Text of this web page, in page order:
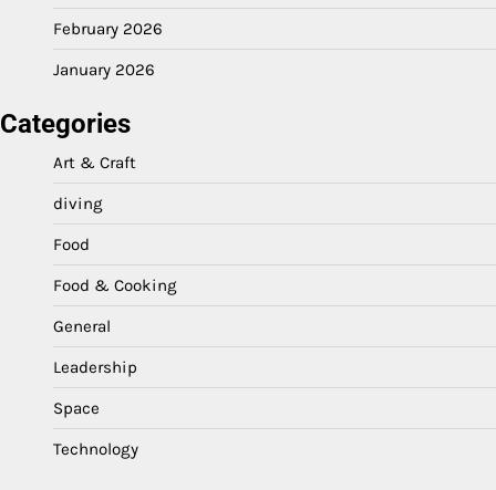
February 2026
January 2026
Categories
Art & Craft
diving
Food
Food & Cooking
General
Leadership
Space
Technology